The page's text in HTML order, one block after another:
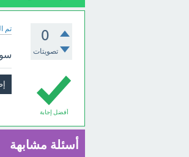
0
تصويتات
تم
أفضل إجابة
أسئلة مشابهة